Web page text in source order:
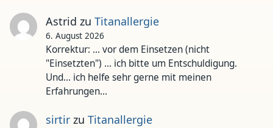
Astrid zu Titanallergie
6. August 2026
Korrektur: ... vor dem Einsetzen (nicht
"Einsetzten") ... ich bitte um Entschuldigung.
Und... ich helfe sehr gerne mit meinen
Erfahrungen…
sirtirzu Titanallergie